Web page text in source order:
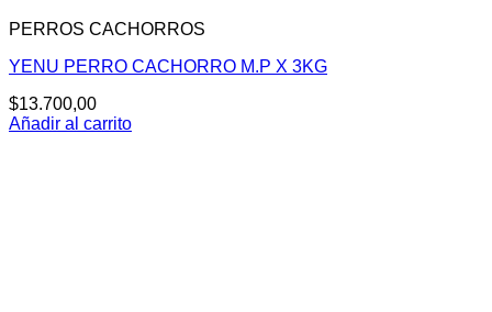
PERROS CACHORROS
YENU PERRO CACHORRO M.P X 3KG
$13.700,00
Añadir al carrito